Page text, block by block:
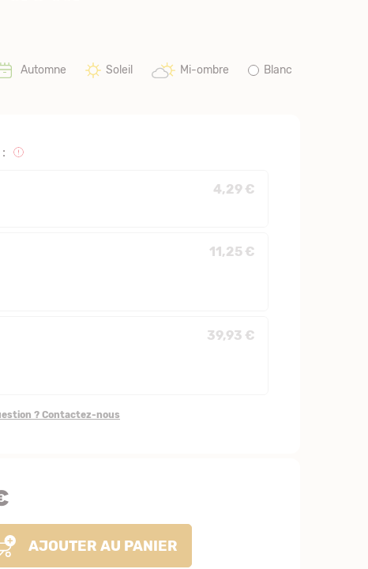
Automne Soleil Mi-ombre Blanc
4,29 €
11,25 €
39,93 €
? Contactez-nous
AJOUTER AU PANIER